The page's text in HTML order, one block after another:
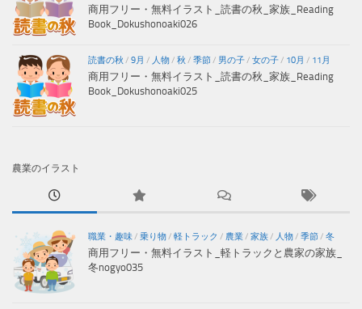
商用フリー・無料イラスト_読書の秋_家族_Reading
Book_Dokushonoaki026
読書の秋 / 9月 / 人物/ 秋 / 季節/ 男の子/ 女の子/ 10月 / 11月
商用フリー・無料イラスト_読書の秋_家族_Reading
Book_Dokushonoaki025
農業のイラスト
職業・趣味/ 乗り物/ 軽トラック / 農業/ 家族/ 人物/ 季節/ 冬
商用フリー・無料イラスト_軽トラックと農家の家族_
冬nogyo035